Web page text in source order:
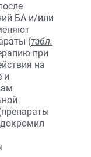
БА и/или
(табл.
при
на
и